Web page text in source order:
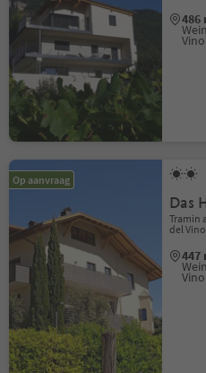
486
Op aanvraag
Das
Tramin
del
447